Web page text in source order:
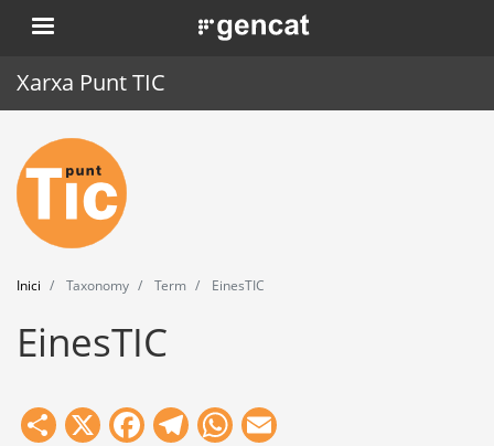
Vés
al
. Obre en una nova finestra.
Xarxa Punt TIC
Inici
Punt TIC
Actualitat
Agenda
Formació
Eines
Inici Taxonomy Term EinesTIC
EinesTIC
Share
X Facebook
Telegram
WhatsApp